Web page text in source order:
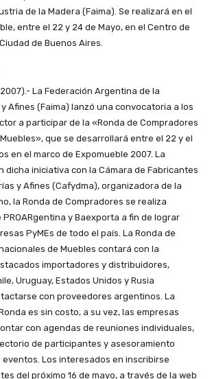
de la Madera (Faima). Se realizará en el
entre el 22 y 24 de Mayo, en el Centro de
de Buenos Aires.
La Federación Argentina de la
Afines (Faima) lanzó una convocatoria a los
a participar de la «Ronda de Compradores
que se desarrollará entre el 22 y el
en el marco de Expomueble 2007. La
dicha iniciativa con la Cámara de Fabricantes
y Afines (Cafydma), organizadora de la
la Ronda de Compradores se realiza
y Baexporta a fin de lograr
PyMEs de todo el país. La Ronda de
de Muebles contará con la
importadores y distribuidores,
Uruguay, Estados Unidos y Rusia
con proveedores argentinos. La
es sin costo, a su vez, las empresas
con agendas de reuniones individuales,
de participantes y asesoramiento
Los interesados en inscribirse
del próximo 16 de mayo, a través de la web